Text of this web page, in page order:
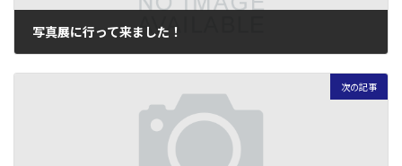
写真展に行って来ました！
次の記事